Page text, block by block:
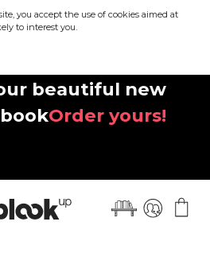
you accept the use of cookies aimed at
to interest you.
beautiful new
Order yours!